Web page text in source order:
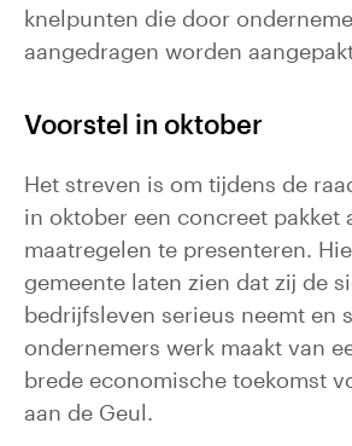
knelpunten die door
aangedragen worden
Voorstel in oktober
Het streven is om tijdens de
in oktober een concreet pakket
maatregelen te presenteren.
gemeente laten zien dat zij de
bedrijfsleven serieus neemt en
ondernemers werk maakt van
brede economische toekomst
aan de Geul.